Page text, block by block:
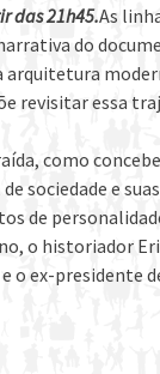
das 21h45.As
do
arquitetura
revisitar essa
como
sociedade e
de
o historiador
o ex-presidente